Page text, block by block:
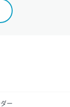
ー